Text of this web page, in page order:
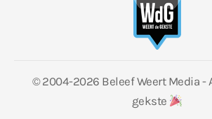
© 2004-2026 Beleef Weert Media -
gekste